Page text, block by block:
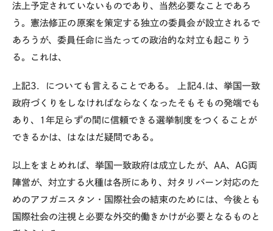
法上予定されていないものであり、当然必要なことであろ
う。憲法修正の原案を策定する独立の委員会が設立されるで
あろうが、委員任命に当たっての政治的な対立も起こりう
る。これは、
上記3．についても言えることである。 上記4.は、挙国一致
政府づくりをしなければならなくなったそもそもの発端でも
あり、1年足らずの間に信頼できる選挙制度をつくることが
できるかは、はなはだ疑問である。
以上をまとめれば、挙国一致政府は成立したが、AA、AG両
陣営が、対立する火種は各所にあり、対タリバーン対応のた
めのアフガニスタン・国際社会の結束のためには、今後とも
国際社会の注視と必要な外交的働きかけが必要となるものと